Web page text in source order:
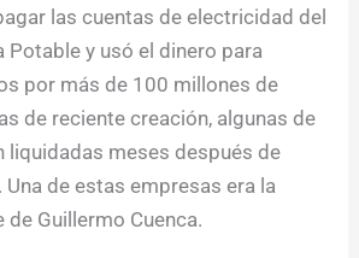
las cuentas de electricidad del
Potable y usó el dinero para
por más de 100 millones de
de reciente creación, algunas de
liquidadas meses después de
Una de estas empresas era la
de Guillermo Cuenca.